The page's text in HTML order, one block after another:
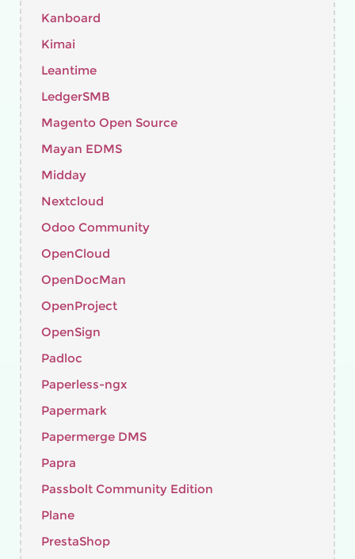
Kanboard
Kimai
Leantime
LedgerSMB
Magento Open Source
Mayan EDMS
Midday
Nextcloud
Odoo Community
OpenCloud
OpenDocMan
OpenProject
OpenSign
Padloc
Paperless-ngx
Papermark
Papermerge DMS
Papra
Passbolt Community Edition
Plane
PrestaShop